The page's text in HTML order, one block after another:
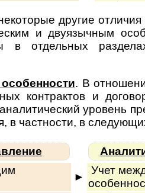
другие
и дву­языч­ным
в от­дель­ных
. В
кон­т­рак­тов и
уро­вень
в част­нос­ти, в
►
Учет